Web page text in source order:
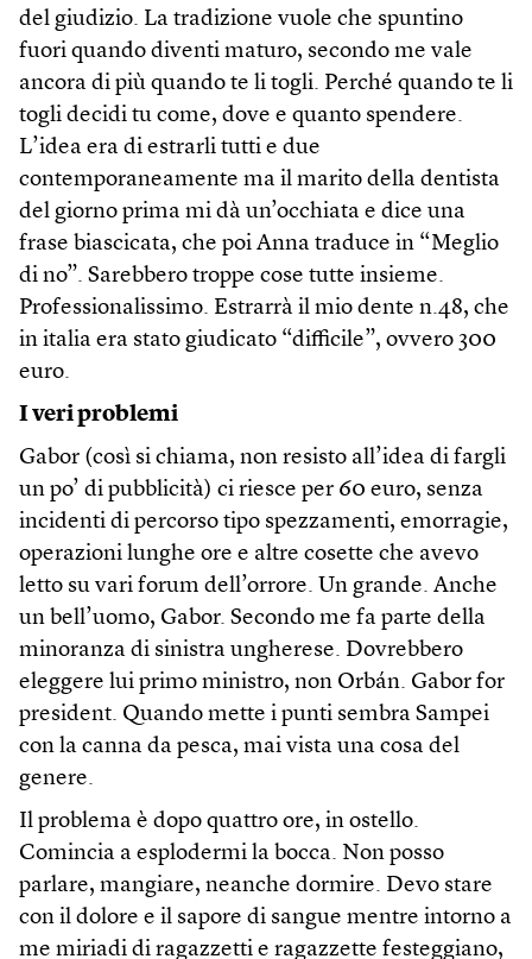
del giudizio. La tradizione vuole che spuntino
fuori quando diventi maturo, secondo me vale
ancora di più quando te li togli. Perché quando te li
togli decidi tu come, dove e quanto spendere.
L’idea era di estrarli tutti e due
contemporaneamente ma il marito della dentista
del giorno prima mi dà un’occhiata e dice una
frase biascicata, che poi Anna traduce in “Meglio
di no”. Sarebbero troppe cose tutte insieme.
Professionalissimo. Estrarrà il mio dente n.48, che
in italia era stato giudicato “difficile”, ovvero 300
euro.
I veri problemi
Gabor (così si chiama, non resisto all’idea di fargli
un po’ di pubblicità) ci riesce per 60 euro, senza
incidenti di percorso tipo spezzamenti, emorragie,
operazioni lunghe ore e altre cosette che avevo
letto su vari forum dell’orrore. Un grande. Anche
un bell’uomo, Gabor. Secondo me fa parte della
minoranza di sinistra ungherese. Dovrebbero
eleggere lui primo ministro, non Orbán. Gabor for
president. Quando mette i punti sembra Sampei
con la canna da pesca, mai vista una cosa del
genere.
Il problema è dopo quattro ore, in ostello.
Comincia a esplodermi la bocca. Non posso
parlare, mangiare, neanche dormire. Devo stare
con il dolore e il sapore di sangue mentre intorno a
me miriadi di ragazzetti e ragazzette festeggiano,